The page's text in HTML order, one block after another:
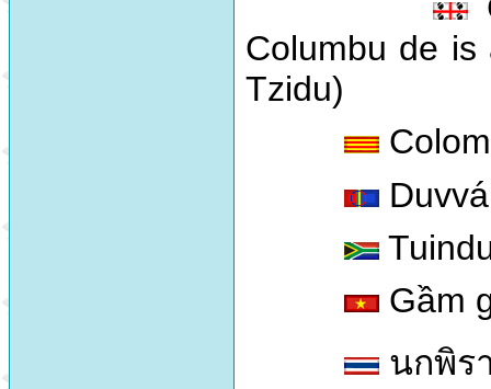
Columbu de is
Tzidu)
Duvvá
Gầm
นกพิร